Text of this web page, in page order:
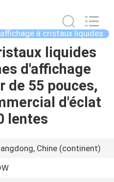
à cristaux liquides
liquides
d'affichage
de 55 pouces,
d'éclat
lentes
Chine (continent)